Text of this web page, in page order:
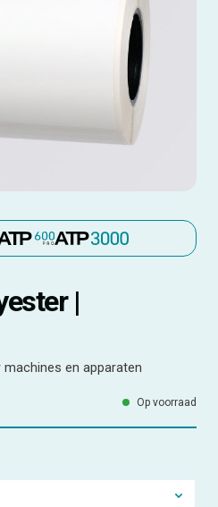
|
en apparaten
Op voorraad